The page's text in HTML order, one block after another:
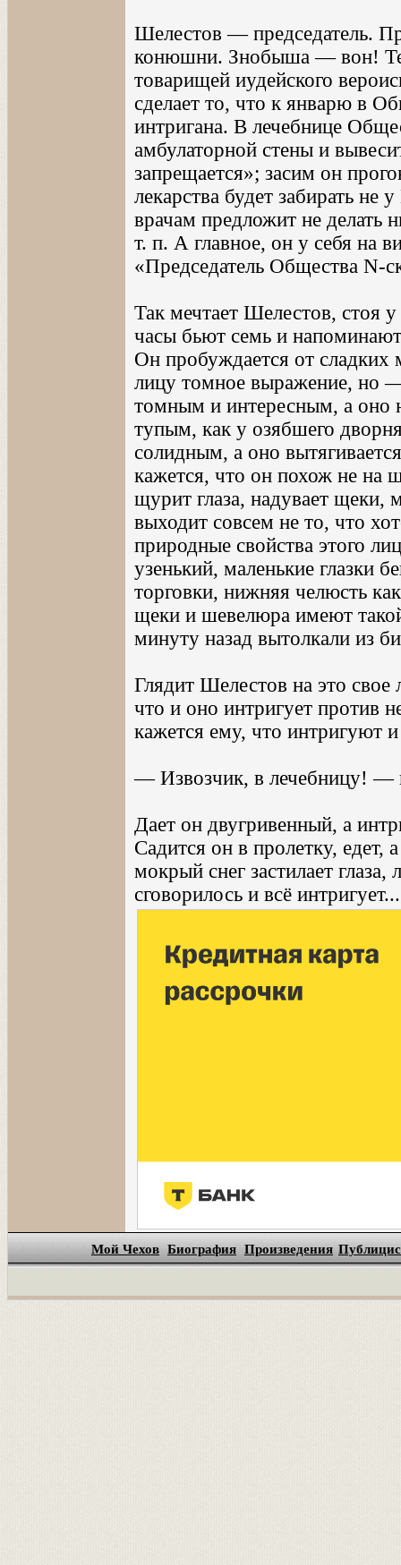
Шелестов — председатель.
конюшни. Знобыша — вон!
товарищей иудейского
сделает то, что к январю в
интригана. В лечебнице
амбулаторной стены и
запрещается»; засим он
лекарства будет забирать
врачам предложит не делать
т. п. А главное, он у себя на
«Председатель Общества N-
Так мечтает Шелестов, стоя
часы бьют семь и
Он пробуждается от сладких
лицу томное выражение, но
томным и интересным, а оно
тупым, как у озябшего
солидным, а оно
кажется, что он похож не на
щурит глаза, надувает
выходит совсем не то, что
природные свойства этого
узенький, маленькие глазки
торговки, нижняя челюсть
щеки и шевелюра имеют
минуту назад вытолкали из
Глядит Шелестов на это свое
что и оно интригует против
кажется ему, что интригуют
— Извозчик, в лечебницу! —
Дает он двугривенный, а
Садится он в пролетку, едет,
мокрый снег застилает глаза,
сговорилось и всё
Мой Чехов Биография Произведения